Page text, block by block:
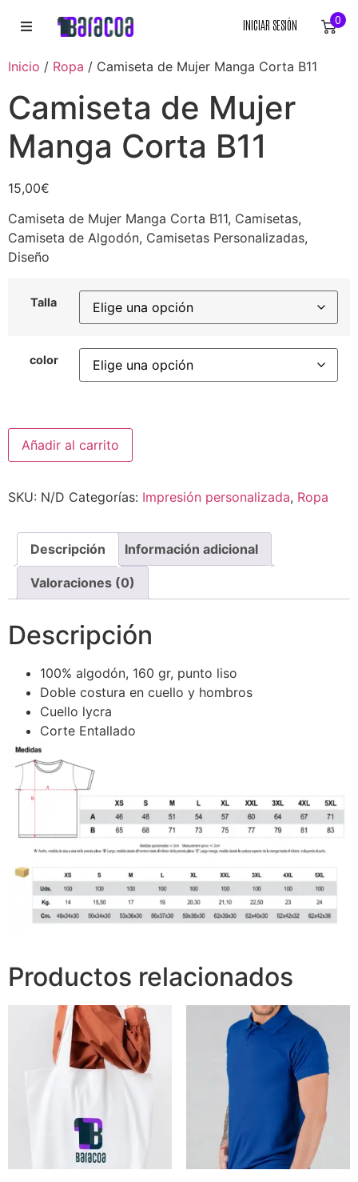
INICIO
ROPA
ACCESORIOS
EQUIPACIÓN DEPORTIVA
RÓTULOS
INICIAR SESIÓN 0
Inicio / Ropa / Camiseta de Mujer Manga Corta B11
Camiseta de Mujer
Manga Corta B11
15,00€
Camiseta de Mujer Manga Corta B11, Camisetas,
Camiseta de Algodón, Camisetas Personalizadas,
Diseño
Talla
color
Añadir al carrito
SKU: N/D Categorías: Impresión personalizada, Ropa
Descripción Información adicional
Valoraciones (0)
Descripción
100% algodón, 160 gr, punto liso
Doble costura en cuello y hombros
Cuello lycra
Corte Entallado
Productos relacionados